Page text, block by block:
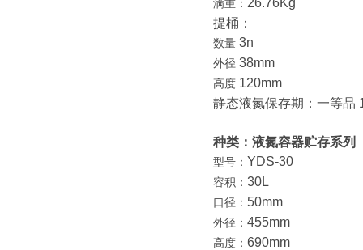
满重： 26.76Kg
提桶：
数量 3n
外径 38mm
高度 120mm
静态液氮保存期：一等品
种类：液氮容器贮存系列
型号： YDS-30
容积： 30L
口径： 50mm
外径： 455mm
高度： 690mm